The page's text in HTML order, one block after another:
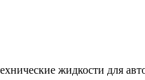
жидкости для